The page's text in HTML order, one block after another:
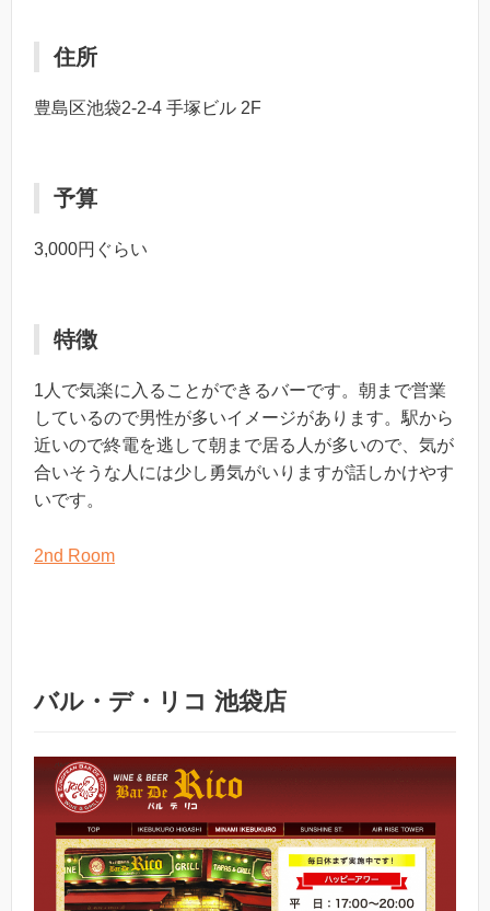
住所
豊島区池袋2-2-4 手塚ビル 2F
予算
3,000円ぐらい
特徴
1人で気楽に入ることができるバーです。朝まで営業
しているので男性が多いイメージがあります。駅から
近いので終電を逃して朝まで居る人が多いので、気が
合いそうな人には少し勇気がいりますが話しかけやす
いです。
2nd Room
バル・デ・リコ 池袋店